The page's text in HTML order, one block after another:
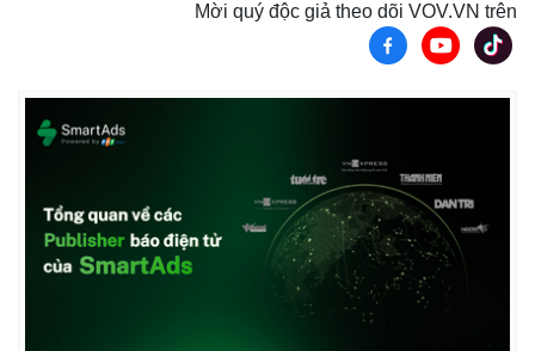
Mời quý độc giả theo dõi VOV.VN trên